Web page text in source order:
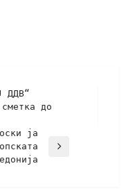
ДДВ“
до
ја